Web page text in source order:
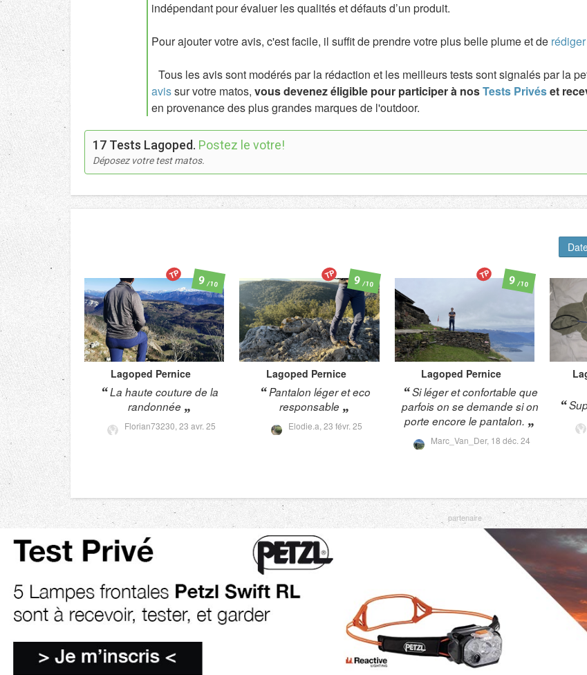
indépendant pour évaluer les qualités et défauts d’un produit.
Pour ajouter votre avis, c'est facile, il suffit de prendre votre plus belle plume et de
Tous les avis sont modérés par la rédaction et les meilleurs tests sont signalés par la
avissur votre matos, vous devenez éligible pour participer à nosTests Privéset
en provenance des plus grandes marques de l'outdoor.
17 Tests Lagoped. Postez le votre!
Déposez votre test matos.
Lagoped Pernice
La haute couture de la
randonnée
Florian73230, 23 avr. 25
9/10
TP
Lagoped Pernice
Pantalon léger et eco
responsable
Elodie.a, 23 févr. 25
9/10
TP
Lagoped Pernice
Si léger et confortable que
parfois on se demande si on
porte encore le pantalon.
Marc_Van_Der, 18 déc. 24
9/10
TP